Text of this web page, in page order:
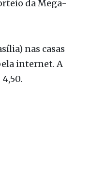
da Mega-
nas casas
internet. A